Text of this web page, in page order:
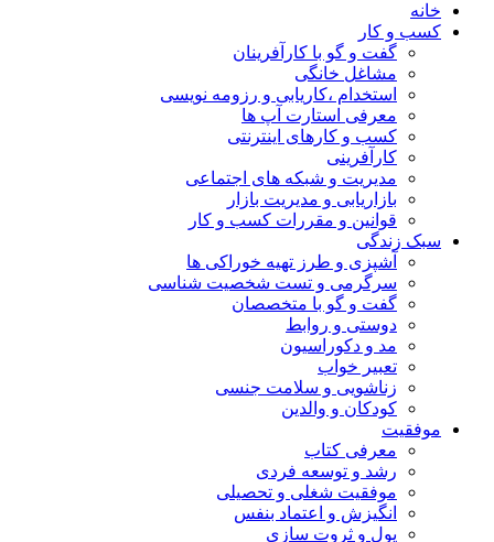
خانه
کسب و کار
گفت و گو با کارآفرینان
مشاغل خانگی
استخدام ،کاریابی و رزومه نویسی
معرفی استارت آپ ها
کسب و کارهای اینترنتی
کارآفرینی
مدیریت و شبکه های اجتماعی
بازاریابی و مدیریت بازار
قوانین و مقررات کسب و کار
سبک زندگی
آشپزی و طرز تهیه خوراکی ها
سرگرمی و تست شخصیت شناسی
گفت و گو با متخصصان
دوستی و روابط
مد و دکوراسیون
تعبیر خواب
زناشویی و سلامت جنسی
کودکان و والدین
موفقیت
معرفی کتاب
رشد و توسعه فردی
موفقیت شغلی و تحصیلی
انگیزش و اعتماد بنفس
پول و ثروت سازی